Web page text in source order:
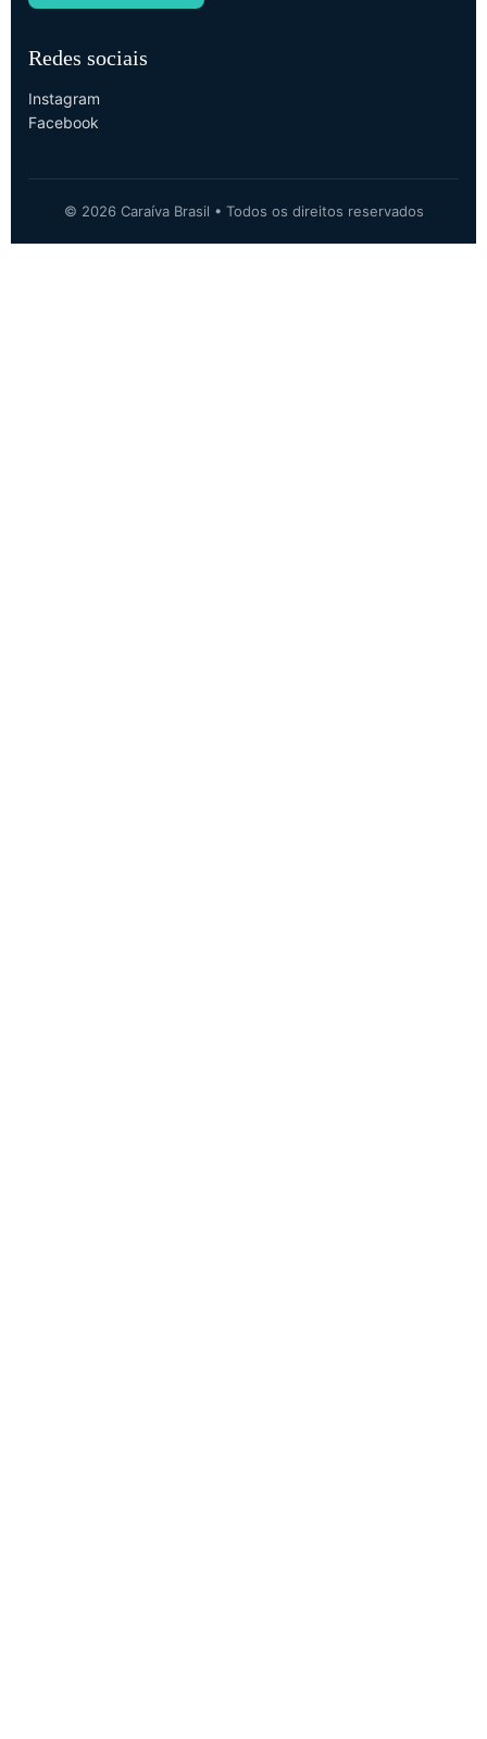
Redes sociais
Instagram
Facebook
© 2026 Caraíva Brasil • Todos os direitos reservados